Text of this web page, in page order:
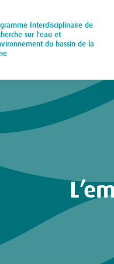
Interdisciplinaire de
sur l'eau et
du bassin de la